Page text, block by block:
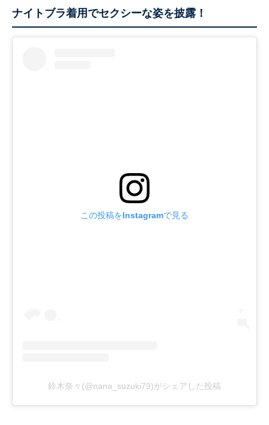
ナイトブラ着用でセクシーな姿を披露！
この投稿をInstagramで見る
鈴木奈々(@nana_suzuki79)がシェアした投稿